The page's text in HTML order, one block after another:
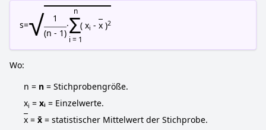
s=√
1
(n - 1)
·
n
Σ
i = 1
( xi - x )2
Wo:
n = n = Stichprobengröße.
xi = xᵢ = Einzelwerte.
x = x̄ = statistischer Mittelwert der Stichprobe.